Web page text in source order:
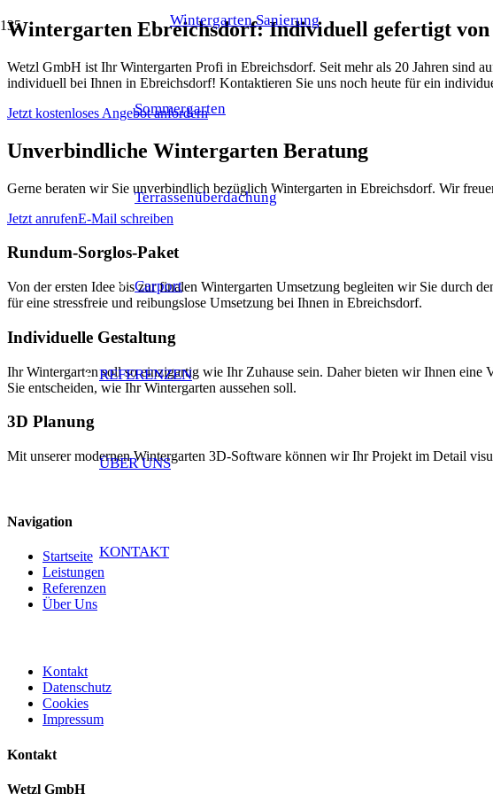
Wintergarten Sanierung
Sommergarten
Terrassenüberdachung
Carport
REFERENZEN
ÜBER UNS
KONTAKT
Wintergarten Ebreichsdorf: Individuell gefertigt
Wetzl GmbH ist Ihr Wintergarten Profi in Ebreichsdorf. Seit mehr als 20 Jahren sind
individuell bei Ihnen in Ebreichsdorf! Kontaktieren Sie uns noch heute für ein
Jetzt kostenloses Angebot anfordern
Unverbindliche Wintergarten Beratung
Gerne beraten wir Sie unverbindlich bezüglich Wintergarten in Ebreichsdorf. Wir
Jetzt anrufenE-Mail schreiben
Rundum-Sorglos-Paket
Von der ersten Idee bis zur finalen Wintergarten Umsetzung begleiten wir Sie durch
für eine stressfreie und reibungslose Umsetzung bei Ihnen in Ebreichsdorf.
Individuelle Gestaltung
Ihr Wintergarten soll so einzigartig wie Ihr Zuhause sein. Daher bieten wir Ihnen
Sie entscheiden, wie Ihr Wintergarten aussehen soll.
3D Planung
Mit unserer modernen Wintergarten 3D-Software können wir Ihr Projekt im Detail
Navigation
Startseite
Leistungen
Referenzen
Über Uns
Kontakt
Datenschutz
Cookies
Impressum
Kontakt
Wetzl GmbH